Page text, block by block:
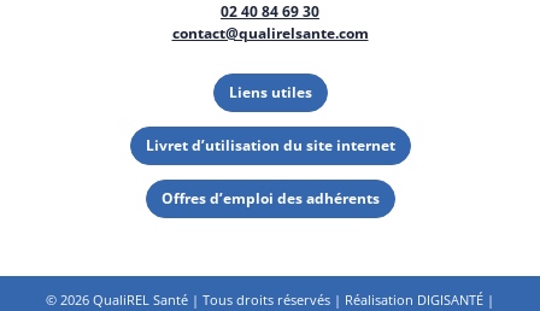
02 40 84 69 30
contact@qualirelsante.com
Liens utiles
Livret d’utilisation du site internet
Offres d’emploi des adhérents
© 2026 QualiREL Santé | Tous droits réservés | Réalisation DIGISANTÉ |